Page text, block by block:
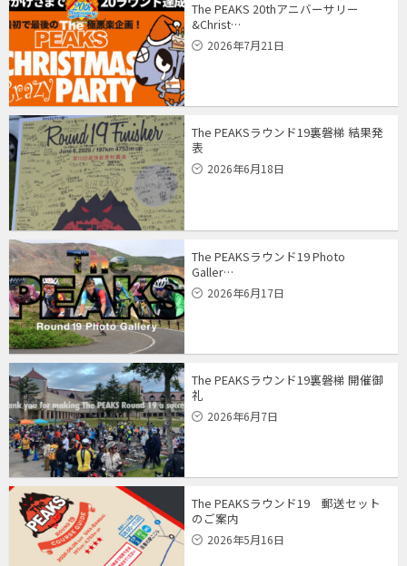
The PEAKS 20thアニバーサリー
&Christ…
2026年7月21日
The PEAKSラウンド19裏磐梯 結果発
表
2026年6月18日
The PEAKSラウンド19 Photo
Galler…
2026年6月17日
The PEAKSラウンド19裏磐梯 開催御
礼
2026年6月7日
The PEAKSラウンド19 郵送セット
のご案内
2026年5月16日